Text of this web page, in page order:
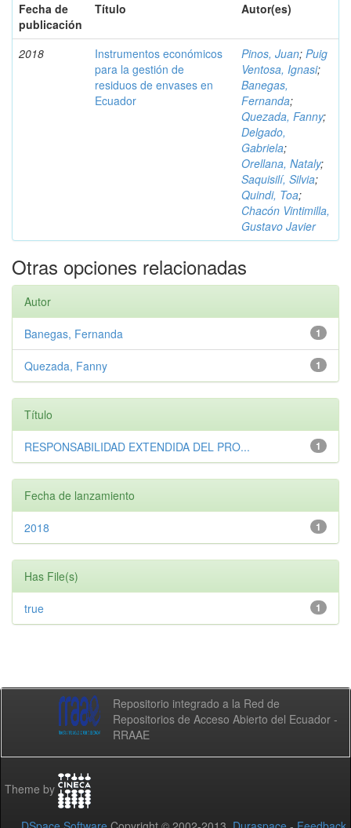
Fecha de
publicación
Título Autor(es)
2018
Instrumentos económicos
para la gestión de
residuos de envases en
Ecuador
Pinos, Juan; Puig
Ventosa, Ignasi;
Banegas,
Fernanda;
Quezada, Fanny;
Delgado,
Gabriela;
Orellana, Nataly;
Saquisilí, Silvia;
Quindi, Toa;
Chacón Vintimilla,
Gustavo Javier
Otras opciones relacionadas
Autor
1
Banegas, Fernanda
1
Quezada, Fanny
Título
1
RESPONSABILIDAD EXTENDIDA DEL PRO...
Fecha de lanzamiento
1
2018
Has File(s)
1
true
Repositorio integrado a la Red de
Repositorios de Acceso Abierto del Ecuador -
RRAAE
Theme by